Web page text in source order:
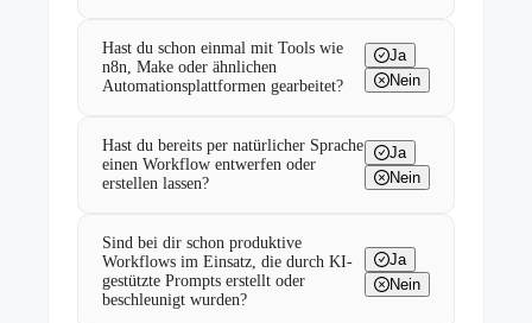
Hast du schon einmal mit Tools wie
n8n, Make oder ähnlichen
Automationsplattformen gearbeitet?
Ja
Nein
Hast du bereits per natürlicher Sprache
einen Workflow entwerfen oder
erstellen lassen?
Ja
Nein
Sind bei dir schon produktive
Workflows im Einsatz, die durch KI-
gestützte Prompts erstellt oder
beschleunigt wurden?
Ja
Nein